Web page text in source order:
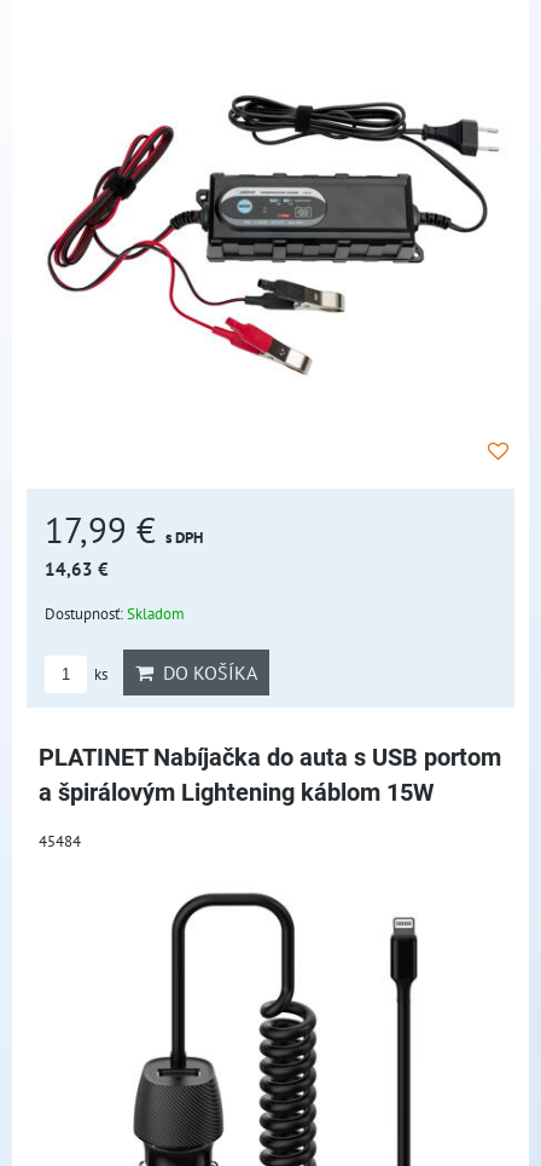
17,99 € s DPH
14,63 €
Dostupnosť:Skladom
ks DO KOŠÍKA
PLATINET Nabíjačka do auta s USB portom
a špirálovým Lightening káblom 15W
45484